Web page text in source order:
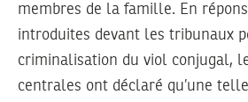
membres de la famille. En
introduites devant les tribunaux
criminalisation du viol conjugal,
centrales ont déclaré qu’une